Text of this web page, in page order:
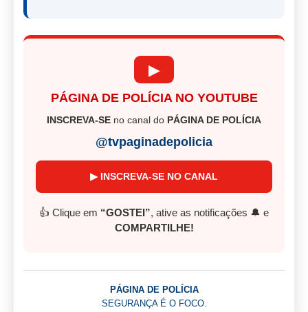
▶
PÁGINA DE POLÍCIA NO YOUTUBE
INSCREVA-SE no canal do PÁGINA DE POLÍCIA
@tvpaginadepolicia
▶ INSCREVA-SE NO CANAL
👍 Clique em “GOSTEI”, ative as notificações 🔔 e
COMPARTILHE!
PÁGINA DE POLÍCIA
SEGURANÇA É O FOCO.